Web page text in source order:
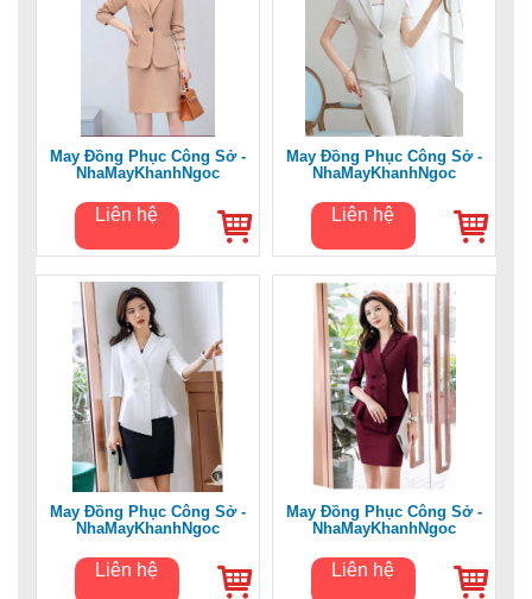
May Đồng Phục Công Sở -
NhaMayKhanhNgoc
Liên hệ
May Đồng Phục Công Sở -
NhaMayKhanhNgoc
Liên hệ
May Đồng Phục Công Sở -
NhaMayKhanhNgoc
Liên hệ
May Đồng Phục Công Sở -
NhaMayKhanhNgoc
Liên hệ